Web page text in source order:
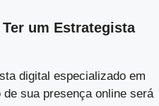
um Estrategista
digital especializado em
sua presença online será